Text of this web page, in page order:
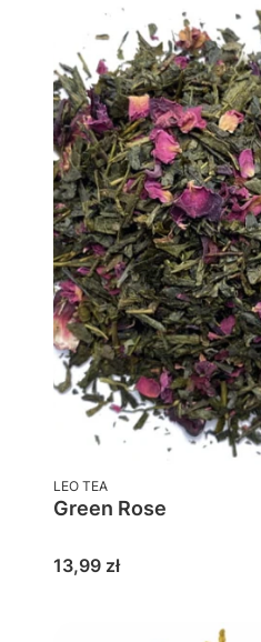
PRODUCENT
LEO TEA
Green Rose
Cena
13,99 zł